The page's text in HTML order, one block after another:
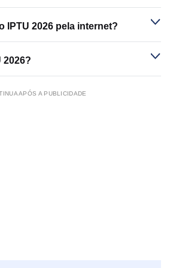
IPTU 2026 pela internet?
2026?
APÓS A PUBLICIDADE